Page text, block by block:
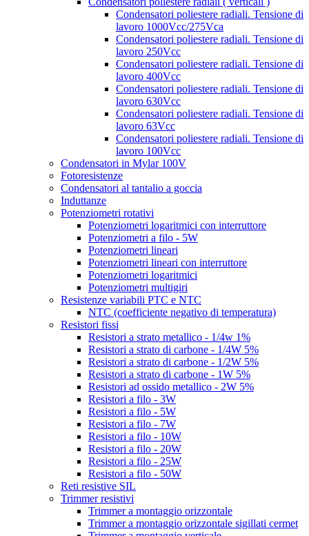
Condensatori poliestere radiali. Tensione di
lavoro 1000Vcc/275Vca
Condensatori poliestere radiali. Tensione di
lavoro 250Vcc
Condensatori poliestere radiali. Tensione di
lavoro 400Vcc
Condensatori poliestere radiali. Tensione di
lavoro 630Vcc
Condensatori poliestere radiali. Tensione di
lavoro 63Vcc
Condensatori poliestere radiali. Tensione di
lavoro 100Vcc
Condensatori in Mylar 100V
Fotoresistenze
Condensatori al tantalio a goccia
Induttanze
Potenziometri rotativi
Potenziometri logaritmici con interruttore
Potenziometri a filo - 5W
Potenziometri lineari
Potenziometri lineari con interruttore
Potenziometri logaritmici
Potenziometri multigiri
Resistenze variabili PTC e NTC
NTC (coefficiente negativo di temperatura)
Resistori fissi
Resistori a strato metallico - 1/4w 1%
Resistori a strato di carbone - 1/4W 5%
Resistori a strato di carbone - 1/2W 5%
Resistori a strato di carbone - 1W 5%
Resistori ad ossido metallico - 2W 5%
Resistori a filo - 3W
Resistori a filo - 5W
Resistori a filo - 7W
Resistori a filo - 10W
Resistori a filo - 20W
Resistori a filo - 25W
Resistori a filo - 50W
Reti resistive SIL
Trimmer resistivi
Trimmer a montaggio orizzontale
Trimmer a montaggio orizzontale sigillati cermet